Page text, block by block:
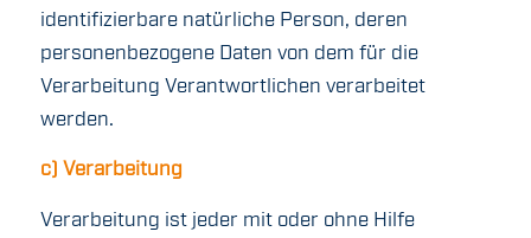
identifizierbare natürliche Person, deren
personenbezogene Daten von dem für die
Verarbeitung Verantwortlichen verarbeitet
werden.
c) Verarbeitung
Verarbeitung ist jeder mit oder ohne Hilfe